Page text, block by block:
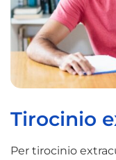
Tirocinio
Per tirocinio